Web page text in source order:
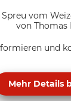
Spreu vom
von Thomas
und
Mehr Details